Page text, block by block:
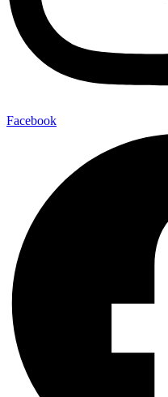
Facebook